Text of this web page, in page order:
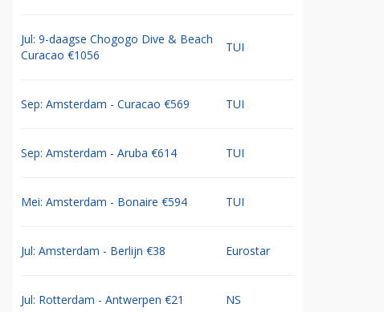
Jul: 9-daagse Chogogo Dive & Beach
Curacao €1056
TUI
Sep: Amsterdam - Curacao €569 TUI
Sep: Amsterdam - Aruba €614 TUI
Mei: Amsterdam - Bonaire €594 TUI
Jul: Amsterdam - Berlijn €38 Eurostar
Jul: Rotterdam - Antwerpen €21 NS